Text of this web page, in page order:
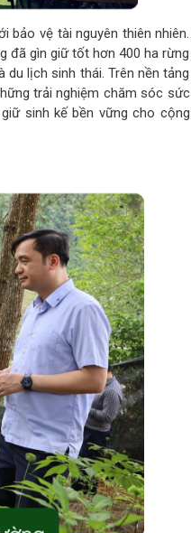
bảo vệ tài nguyên thiên nhiên.
đã gìn giữ tốt hơn 400 ha rừng
lịch sinh thái. Trên nền tảng
trải nghiệm chăm sóc sức
sinh kế bền vững cho cộng